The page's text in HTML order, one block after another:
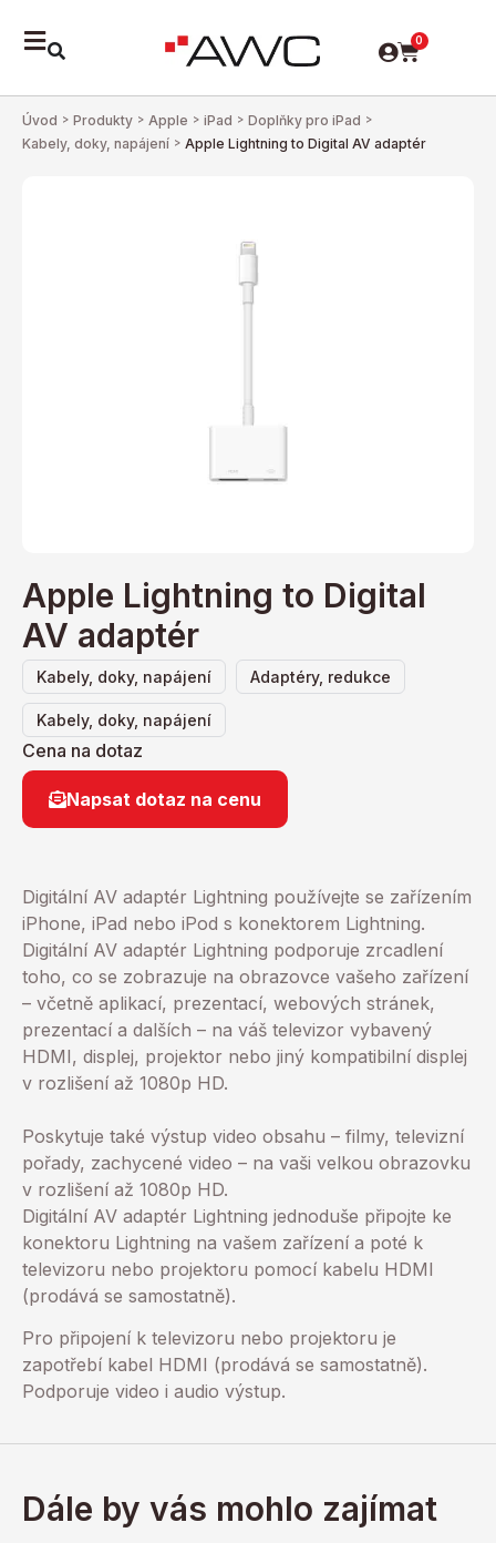
0
Úvod > Produkty > Apple > iPad > Doplňky pro iPad >
Kabely, doky, napájení > Apple Lightning to Digital AV adaptér
Kabely, doky, napájení Adaptéry, redukce
Kabely, doky, napájení
Apple Lightning to Digital
AV adaptér
Cena na dotaz
Napsat dotaz na cenu
Digitální AV adaptér Lightning používejte se zařízením
iPhone, iPad nebo iPod s konektorem Lightning.
Digitální AV adaptér Lightning podporuje zrcadlení
toho, co se zobrazuje na obrazovce vašeho zařízení
– včetně aplikací, prezentací, webových stránek,
prezentací a dalších – na váš televizor vybavený
HDMI, displej, projektor nebo jiný kompatibilní displej
v rozlišení až 1080p HD.
Poskytuje také výstup video obsahu – filmy, televizní
pořady, zachycené video – na vaši velkou obrazovku
v rozlišení až 1080p HD.
Digitální AV adaptér Lightning jednoduše připojte ke
konektoru Lightning na vašem zařízení a poté k
televizoru nebo projektoru pomocí kabelu HDMI
(prodává se samostatně).
Pro připojení k televizoru nebo projektoru je
zapotřebí kabel HDMI (prodává se samostatně).
Podporuje video i audio výstup.
Dále by vás mohlo zajímat